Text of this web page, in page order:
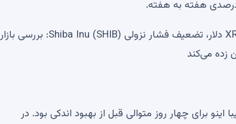
آیا بیت کوین (BTC) به 60000 دلار باز می گردد؟ خطر از دست دادن XRP 1 دلار، تضعیف فشار نزولی Shiba Inu (SHIB): بررسی بازار
برای چهار روز متوالی قبل از بهبود اندکی بود. در